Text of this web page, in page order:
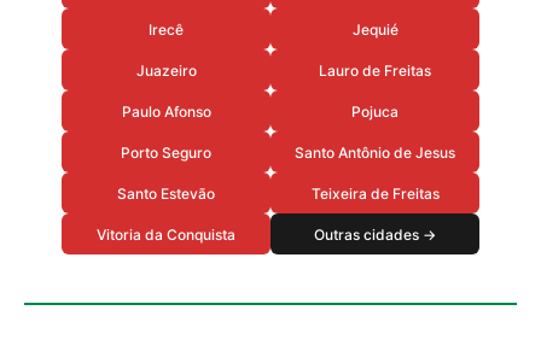
Irecê Jequié
Juazeiro Lauro de Freitas
Paulo Afonso Pojuca
Porto Seguro Santo Antônio de Jesus
Santo Estevão Teixeira de Freitas
Vitoria da Conquista Outras cidades →